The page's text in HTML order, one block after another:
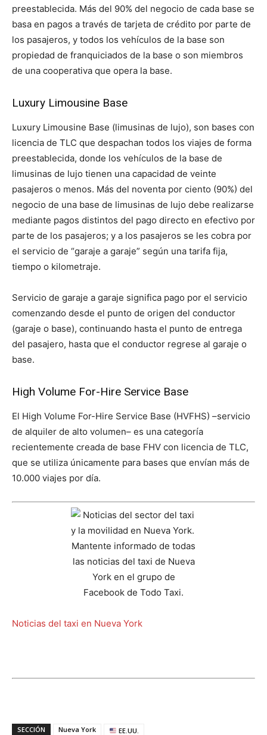
preestablecida. Más del 90% del negocio de cada base se
basa en pagos a través de tarjeta de crédito por parte de
los pasajeros, y todos los vehículos de la base son
propiedad de franquiciados de la base o son miembros
de una cooperativa que opera la base.
Luxury Limousine Base
Luxury Limousine Base (limusinas de lujo), son bases con
licencia de TLC que despachan todos los viajes de forma
preestablecida, donde los vehículos de la base de
limusinas de lujo tienen una capacidad de veinte
pasajeros o menos. Más del noventa por ciento (90%) del
negocio de una base de limusinas de lujo debe realizarse
mediante pagos distintos del pago directo en efectivo por
parte de los pasajeros; y a los pasajeros se les cobra por
el servicio de “garaje a garaje” según una tarifa fija,
tiempo o kilometraje.
Servicio de garaje a garaje significa pago por el servicio
comenzando desde el punto de origen del conductor
(garaje o base), continuando hasta el punto de entrega
del pasajero, hasta que el conductor regrese al garaje o
base.
High Volume For-Hire Service Base
El High Volume For-Hire Service Base (HVFHS) –servicio
de alquiler de alto volumen– es una categoría
recientemente creada de base FHV con licencia de TLC,
que se utiliza únicamente para bases que envían más de
10.000 viajes por día.
Noticias del taxi en Nueva York
SECCIÓN Nueva York EE.UU.